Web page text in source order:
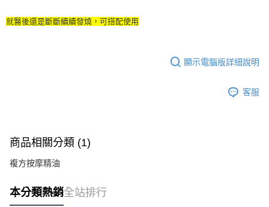
就醫後還是斷斷續續發燒，可搭配使用
顯示電腦版詳細說明
客服
商品相關分類 (1)
複方按摩精油
本分類熱銷全站排行